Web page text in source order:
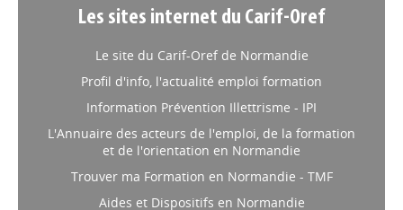
L'Annuaire des acteurs de l'emploi, de la formation